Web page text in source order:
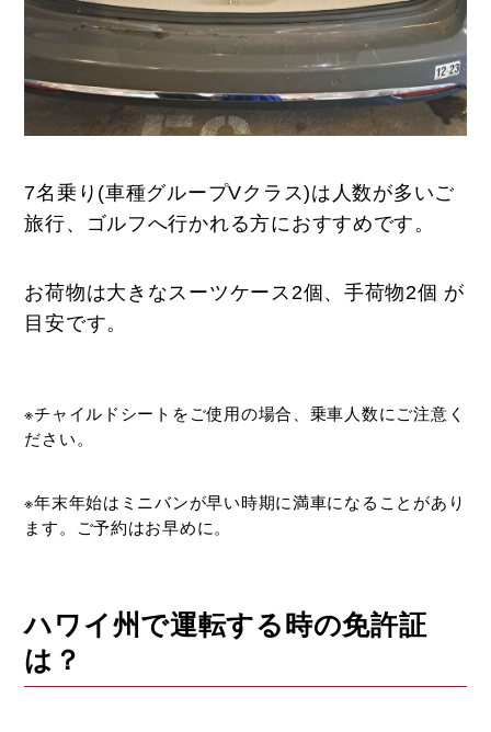
7名乗り(車種グループVクラス)は人数が多いご
旅行、ゴルフへ行かれる方におすすめです。
お荷物は大きなスーツケース2個、手荷物2個 が
目安です。
※チャイルドシートをご使用の場合、乗車人数にご注意く
ださい。
※年末年始はミニバンが早い時期に満車になることがあり
ます。ご予約はお早めに。
ハワイ州で運転する時の免許証
は？